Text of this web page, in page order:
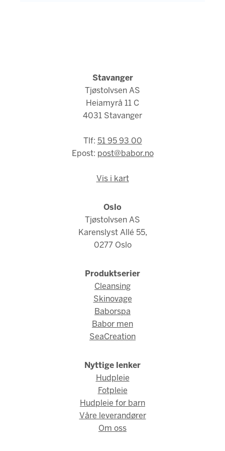
Stavanger
Tjøstolvsen AS
Heiamyrå 11 C
4031 Stavanger
Tlf: 51 95 93 00
Epost: post@babor.no
Vis i kart
Oslo
Tjøstolvsen AS
Karenslyst Allé 55,
0277 Oslo
Produktserier
Cleansing
Skinovage
Baborspa
Babor men
SeaCreation
Nyttige lenker
Hudpleie
Fotpleie
Hudpleie for barn
Våre leverandører
Om oss